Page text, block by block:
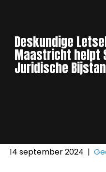
Deskundige
Maastricht helpt
Juridische
14 september 2024 |